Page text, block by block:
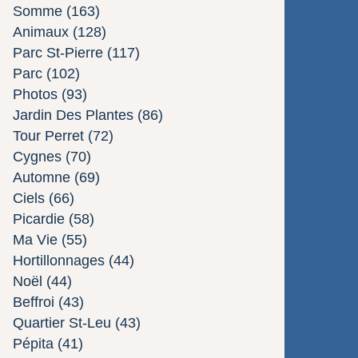
Somme (163)
Animaux (128)
Parc St-Pierre (117)
Parc (102)
Photos (93)
Jardin Des Plantes (86)
Tour Perret (72)
Cygnes (70)
Automne (69)
Ciels (66)
Picardie (58)
Ma Vie (55)
Hortillonnages (44)
Noël (44)
Beffroi (43)
Quartier St-Leu (43)
Pépita (41)